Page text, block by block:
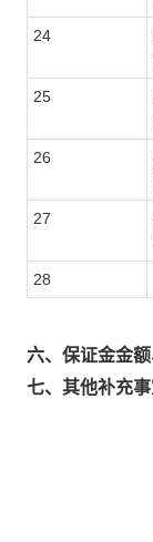
24
25
26
27
28
六、保证金金
七、其他补充